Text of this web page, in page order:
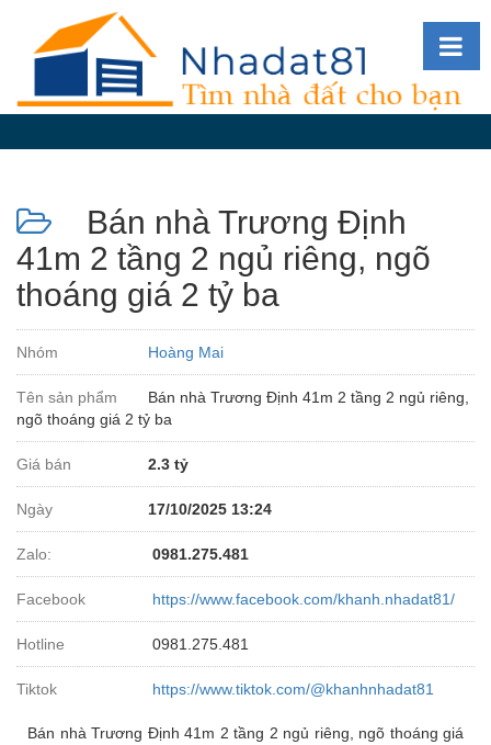
đàn
Giới
Tin
đất
videos
Tìm
kiếm
Đăng
nhập
Bán nhà Trương Định
41m 2 tầng 2 ngủ riêng, ngõ
thoáng giá 2 tỷ ba
Nhóm Hoàng Mai
Tên sản phẩm
Bán nhà Trương Định 41m 2 tầng 2 ngủ riêng,
ngõ thoáng giá 2 tỷ ba
Giá bán 2.3 tỷ
Ngày 17/10/2025 13:24
Zalo: 0981.275.481
Facebook https://www.facebook.com/khanh.nhadat81/
Hotline 0981.275.481
Tiktok https://www.tiktok.com/@khanhnhadat81
Bán nhà Trương Định 41m 2 tầng 2 ngủ riêng, ngõ thoáng giá